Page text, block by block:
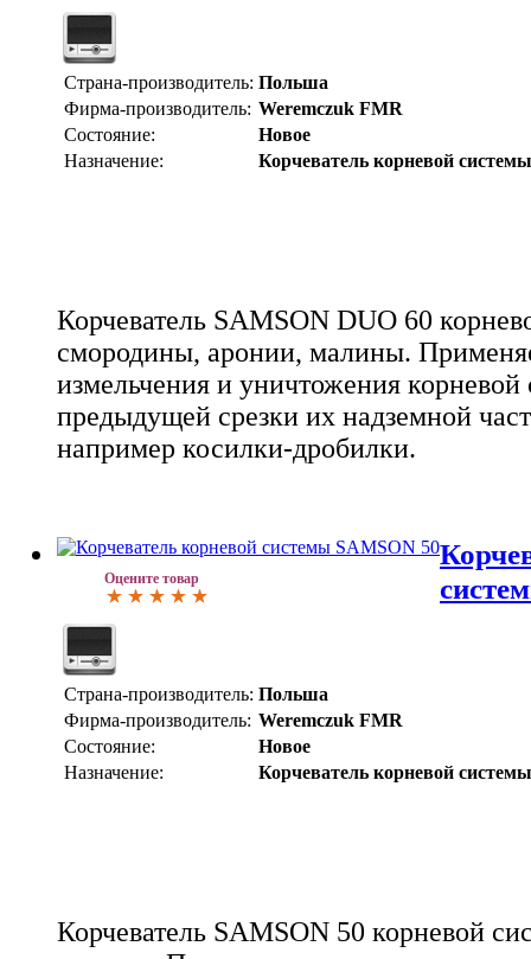
Страна-производитель: Польша
Фирма-производитель: Weremczuk FMR
Состояние:
Новое
Назначение:
Корчеватель корневой системы
Корчеватель SAMSON DUO 60
смородины, аронии, малины.
измельчения и уничтожения
предыдущей срезки их надземной
например косилки-дробилки.
Оцените товар
Страна-производитель: Польша
Фирма-производитель: Weremczuk FMR
Состояние:
Новое
Назначение:
Корчеватель корневой системы
Корчеватель SAMSON 50 корневой